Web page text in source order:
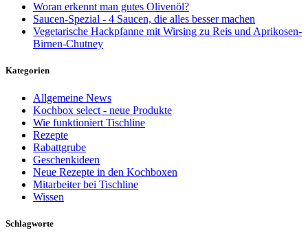
Woran erkennt man gutes Olivenöl?
Saucen-Spezial - 4 Saucen, die alles besser machen
Vegetarische Hackpfanne mit Wirsing zu Reis und Aprikosen-
Birnen-Chutney
Kategorien
Allgemeine News
Kochbox select - neue Produkte
Wie funktioniert Tischline
Rezepte
Rabattgrube
Geschenkideen
Neue Rezepte in den Kochboxen
Mitarbeiter bei Tischline
Wissen
Schlagworte